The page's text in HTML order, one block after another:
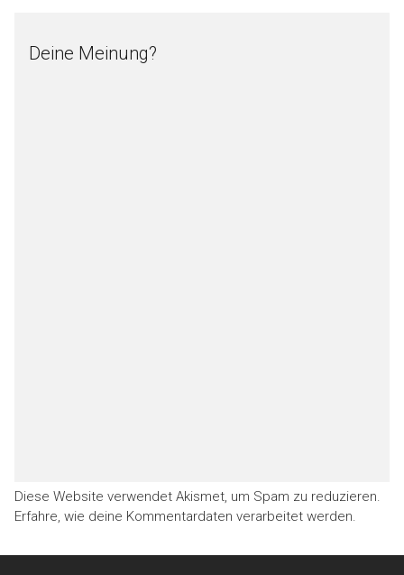
Deine Meinung?
Diese Website verwendet Akismet, um Spam zu reduzieren.
Erfahre, wie deine Kommentardaten verarbeitet werden.